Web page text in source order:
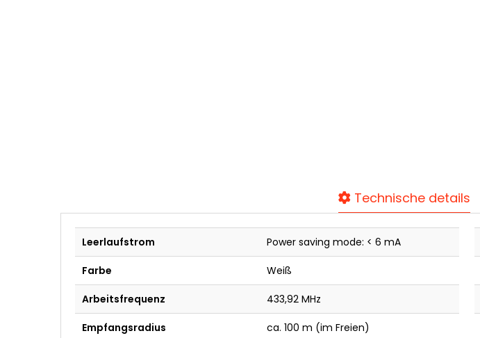
Technische details
Leerlaufstrom Power saving mode: < 6 mA
Farbe Weiß
Arbeitsfrequenz 433,92 MHz
Empfangsradius ca. 100 m (im Freien)